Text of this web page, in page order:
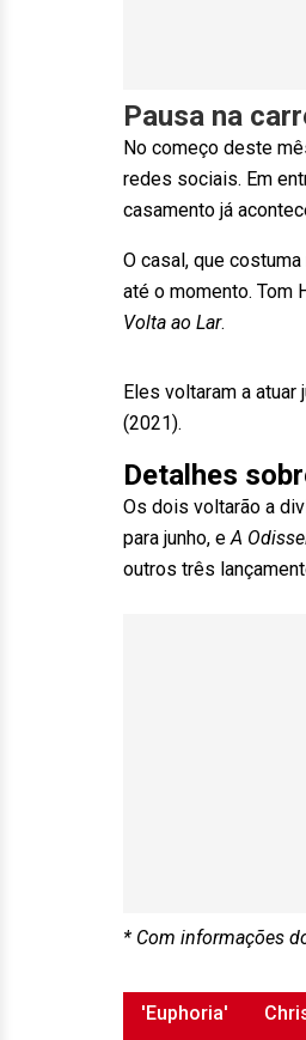
Pausa na
No começo deste
redes sociais. Em
casamento já
O casal, que
até o momento. Tom
Volta ao Lar.
Eles voltaram a atuar
(2021).
Detalhes
Os dois voltarão a
para junho, eA
outros três
* Com informações
'Euphoria'